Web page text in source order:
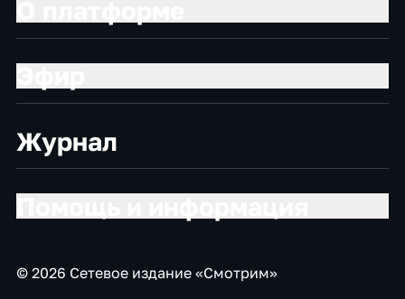
Журнал
© 2026 Сетевое издание «Смотрим»